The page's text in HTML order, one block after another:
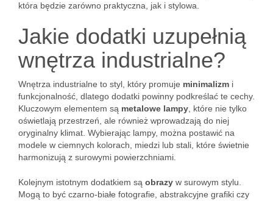
która będzie zarówno praktyczna, jak i stylowa.
Jakie dodatki uzupełnią
wnętrza industrialne?
Wnętrza industrialne to styl, który promuje minimalizm i
funkcjonalność, dlatego dodatki powinny podkreślać te cechy.
Kluczowym elementem są metalowe lampy , które nie tylko
oświetlają przestrzeń, ale również wprowadzają do niej
oryginalny klimat. Wybierając lampy, można postawić na
modele w ciemnych kolorach, miedzi lub stali, które świetnie
harmonizują z surowymi powierzchniami.
Kolejnym istotnym dodatkiem są obrazy w surowym stylu.
Mogą to być czarno-białe fotografie, abstrakcyjne grafiki czy